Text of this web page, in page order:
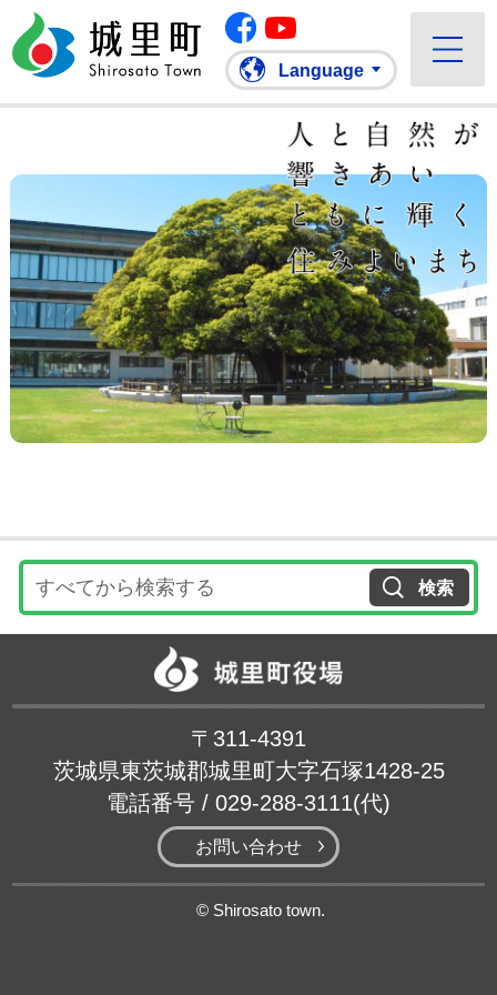
城里町ホームページ
Facebook
Language
〒311-4391
茨城県東茨城郡城里町大字石塚1428-25
電話番号 / 029-288-3111(代)
お問い合わせ
© Shirosato town.